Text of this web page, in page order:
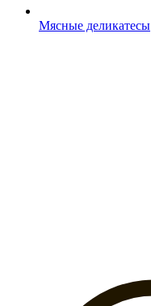
Мясные деликатесы